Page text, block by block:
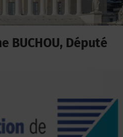
BUCHOU, Député